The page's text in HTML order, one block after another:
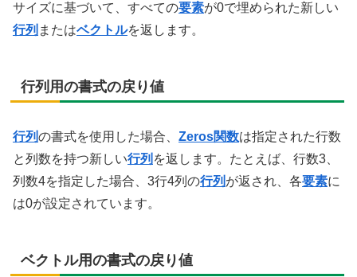
サイズに基づいて、すべての要素が0で埋められた新しい
行列 またはベクトルを返します。
行列用の書式の戻り値
行列の書式を使用した場合、 Zeros関数は指定された行数
と列数を持つ新しい行列 を返します。たとえば、行数3、
列数4を指定した場合、3行4列の行列 が返され、各要素に
は0が設定されています。
ベクトル用の書式の戻り値